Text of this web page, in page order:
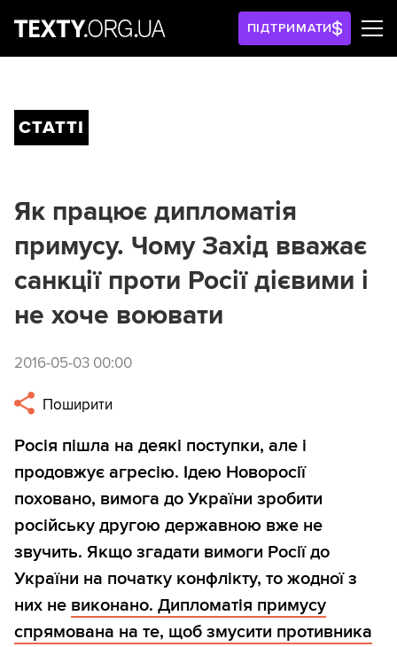
ПІДТРИМАТИ
СТАТТІ
Як працює дипломатія
примусу. Чому Захід вважає
санкції проти Росії дієвими і
не хоче воювати
2016-05-03 00:00
Поширити
Росія пішла на деякі поступки, але і
продовжує агресію. Ідею Новоросії
поховано, вимога до України зробити
російську другою державною вже не
звучить. Якщо згадати вимоги Росії до
України на початку конфлікту, то жодної з
них не виконано. Дипломатія примусу
спрямована на те, щоб змусити противника